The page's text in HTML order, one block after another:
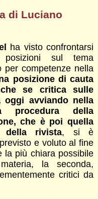
di Luciano
ha visto confrontarsi
sul tema
per competenze nella
posizione di cauta
se critica sulle
avviando nella
procedura della
che è poi quella
della rivista, si è
e voluto al fine
la più chiara possibile
la seconda,
critici da